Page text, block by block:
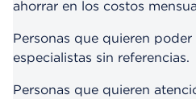
ahorrar en los costos
Personas que quieren
especialistas sin referencias.
Personas que quieren